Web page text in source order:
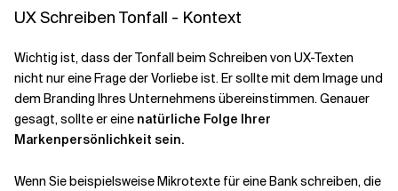
UX Schreiben Tonfall - Kontext
Wichtig ist, dass der Tonfall beim Schreiben von UX-Texten
nicht nur eine Frage der Vorliebe ist. Er sollte mit dem Image und
dem Branding Ihres Unternehmens übereinstimmen. Genauer
gesagt, sollte er eine natürliche Folge Ihrer
Markenpersönlichkeit sein.
Wenn Sie beispielsweise Mikrotexte für eine Bank schreiben, die